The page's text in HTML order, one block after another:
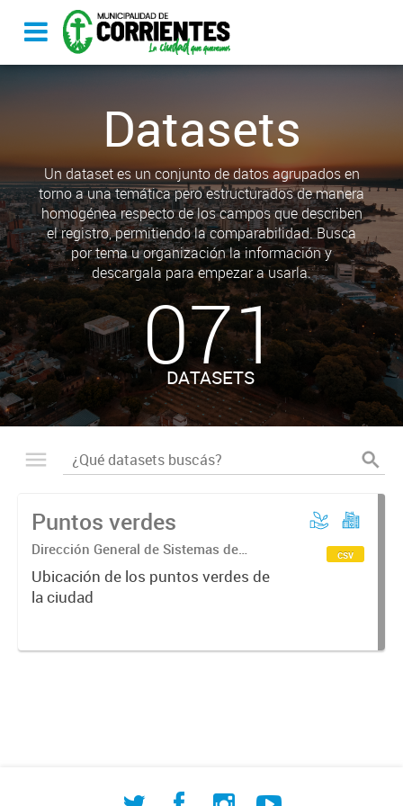
Datasets
Un dataset es un conjunto de datos agrupados en
torno a una temática pero estructurados de manera
homogénea respecto de los campos que describen
el registro, permitiendo la comparabilidad. Busca
por tema u organización la información y
descargala para empezar a usarla.
071
DATASETS
Puntos verdes
Dirección General de Sistemas de
Información Geográfica
Ubicación de los puntos verdes de
la ciudad
csv